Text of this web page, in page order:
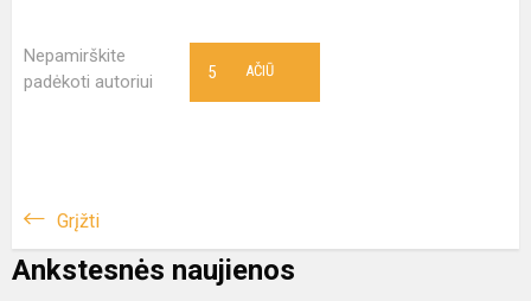
Nepamirškite
padėkoti autoriui
AČIŪ
5
Grįžti
Ankstesnės naujienos